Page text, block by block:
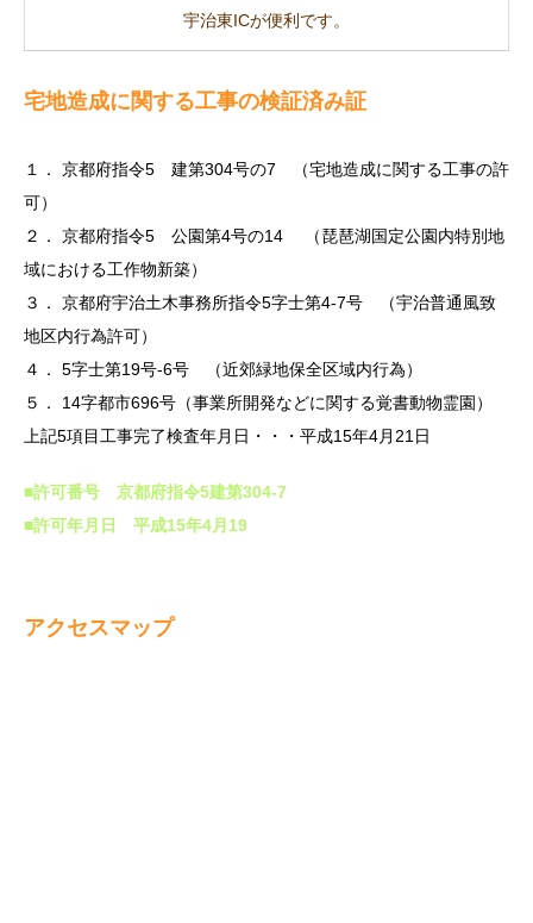
宇治東ICが便利です。
宅地造成に関する工事の検証済み証
１． 京都府指令5 建第304号の7 （宅地造成に関する工事の許
可）
２． 京都府指令5 公園第4号の14 （琵琶湖国定公園内特別地
域における工作物新築）
３． 京都府宇治土木事務所指令5字士第4-7号 （宇治普通風致
地区内行為許可）
４． 5字士第19号-6号 （近郊緑地保全区域内行為）
５． 14字都市696号（事業所開発などに関する覚書動物霊園）
上記5項目工事完了検査年月日・・・平成15年4月21日
■許可番号 京都府指令5建第304-7
■許可年月日 平成15年4月19
アクセスマップ